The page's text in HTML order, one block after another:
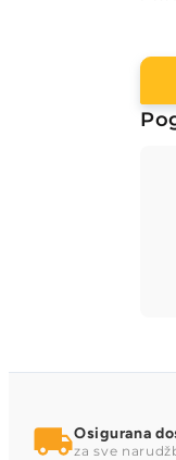
Osigurana
za sve